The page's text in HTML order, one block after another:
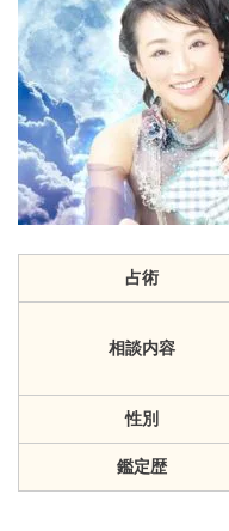
占術
相談内容
性別
鑑定歴